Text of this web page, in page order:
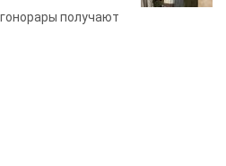
получают